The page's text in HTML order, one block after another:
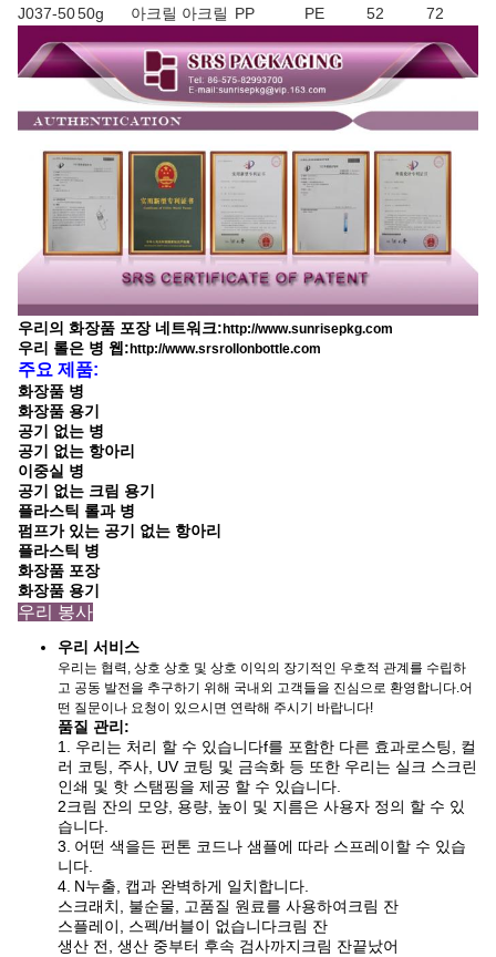
J037-5050g 아크릴 아크릴 PP PE 52 72
우리의 화장품 포장 네트워크: http://www.sunrisepkg.com
우리 롤은 병 웹: http://www.srsrollonbottle.com
주요 제품:
화장품 병
화장품 용기
공기 없는 병
공기 없는 항아리
이중실 병
공기 없는 크림 용기
플라스틱 롤과 병
펌프가 있는 공기 없는 항아리
플라스틱 병
화장품 포장
화장품 용기
우리 봉사
우리 서비스
우리는 협력, 상호 상호 및 상호 이익의 장기적인 우호적 관계를 수립하
고 공동 발전을 추구하기 위해 국내외 고객들을 진심으로 환영합니다.어
떤 질문이나 요청이 있으시면 연락해 주시기 바랍니다!
품질 관리:
1. 우리는 처리 할 수 있습니다f를 포함한 다른 효과로스팅, 컬
러 코팅, 주사, UV 코팅 및 금속화 등 또한 우리는 실크 스크린
인쇄 및 핫 스탬핑을 제공 할 수 있습니다.
2크림 잔의 모양, 용량, 높이 및 지름은 사용자 정의 할 수 있
습니다.
3. 어떤 색을든 펀톤 코드나 샘플에 따라 스프레이할 수 있습
니다.
4. N누출, 캡과 완벽하게 일치합니다.
스크래치, 불순물, 고품질 원료를 사용하여크림 잔
스플레이, 스펙/버블이 없습니다크림 잔
생산 전, 생산 중부터 후속 검사까지크림 잔끝났어